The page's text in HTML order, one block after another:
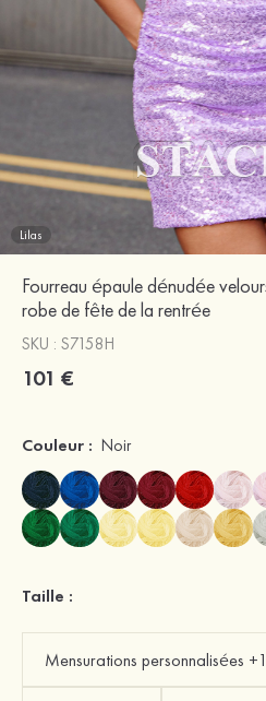
Lilas
Fourreau épaule dénudée
robe de fête de la rentrée
SKU : S7158H
101 €
Couleur : Noir
Taille :
Mensurations personnalisées